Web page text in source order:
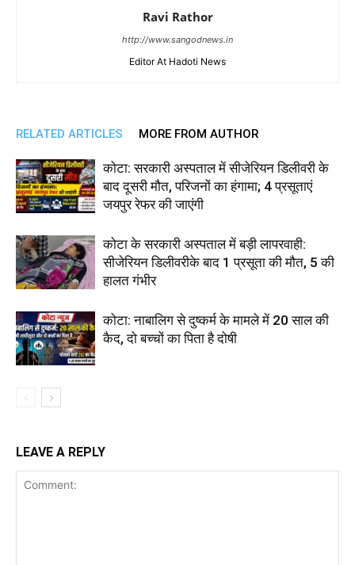
Ravi Rathor
http://www.sangodnews.in
Editor At Hadoti News
RELATED ARTICLES MORE FROM AUTHOR
कोटा: सरकारी अस्पताल में सीजेरियन डिलीवरी के
बाद दूसरी मौत, परिजनों का हंगामा; 4 प्रसूताएं
जयपुर रेफर की जाएंगी
कोटा के सरकारी अस्पताल में बड़ी लापरवाही:
सीजेरियन डिलीवरीके बाद 1 प्रसूता की मौत, 5 की
हालत गंभीर
कोटा: नाबालिग से दुष्कर्म के मामले में 20 साल की
कैद, दो बच्चों का पिता है दोषी
LEAVE A REPLY